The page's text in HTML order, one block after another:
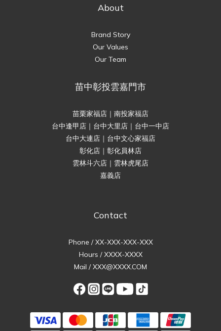
About
Brand Story
Our Values
Our Team
苗中彰投雲嘉門市
苗栗家福店｜南投家福店
台中逢甲店｜台中大里店｜台中一中店
台中大連店｜台中文心家福店
彰化店｜彰化員林店
雲林斗六店｜雲林虎尾店
嘉義店
Contact
Phone / XX-XXX-XXX-XXX
Hours / XXXX-XXXX
Mail / XXX@XXXX.COM